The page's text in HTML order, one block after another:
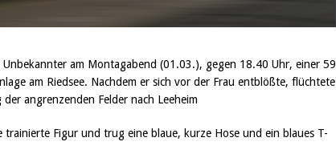
am Montagabend (01.03.), gegen 18.40 Uhr, einer 59
am Riedsee. Nachdem er sich vor der Frau entblößte, flüchtete
angrenzenden Felder nach Leeheim
trainierte Figur und trug eine blaue, kurze Hose und ein blaues T-